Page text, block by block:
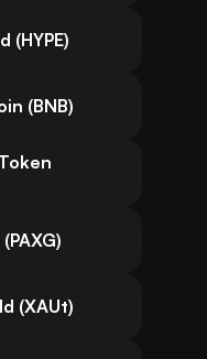
(HYPE)
(BNB)
(XAUt)